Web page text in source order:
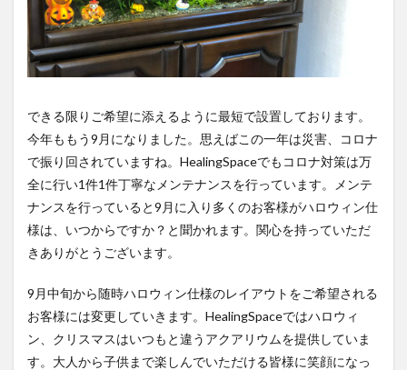
できる限りご希望に添えるように最短で設置しております。
今年ももう9月になりました。思えばこの一年は災害、コロナ
で振り回されていますね。HealingSpaceでもコロナ対策は万
全に行い1件1件丁寧なメンテナンスを行っています。メンテ
ナンスを行っていると9月に入り多くのお客様がハロウィン仕
様は、いつからですか？と聞かれます。関心を持っていただ
きありがとうございます。
9月中旬から随時ハロウィン仕様のレイアウトをご希望される
お客様には変更していきます。HealingSpaceではハロウィ
ン、クリスマスはいつもと違うアクアリウムを提供していま
す。大人から子供まで楽しんでいただける皆様に笑顔になっ